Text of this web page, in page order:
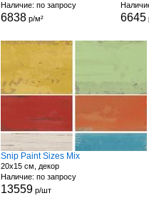
Наличие: по запросу
6838р/м² 6645
Snip Paint Sizes Mix
20x15 см, декор
Наличие: по запросу
13559р/шт